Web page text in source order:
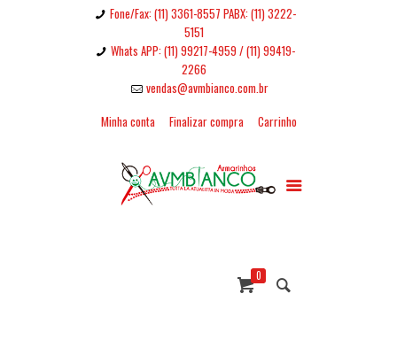
Fone/Fax: (11) 3361-8557 PABX: (11) 3222-
5151
Whats APP: (11) 99217-4959 / (11) 99419-
2266
vendas@avmbianco.com.br
Minha conta
Finalizar compra Carrinho
0